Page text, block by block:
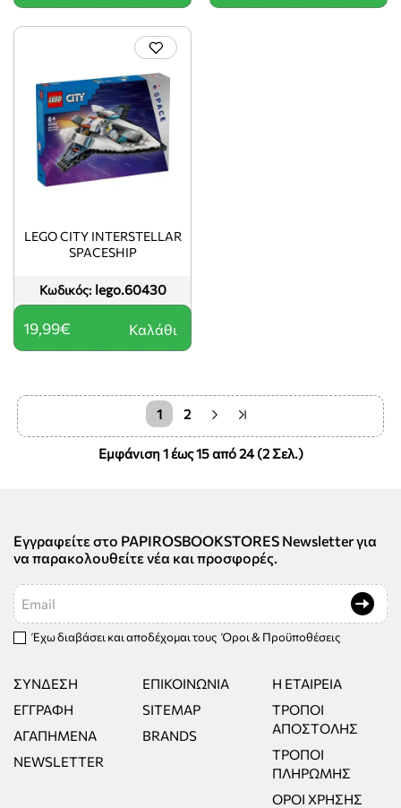
Κωδικός: lego.60430
LEGO CITY INTERSTELLAR
SPACESHIP
19,99€ Καλάθι
1 2
Εμφάνιση 1 έως 15 από 24 (2 Σελ.)
Εγγραφείτε στο PAPIROSBOOKSTORES Newsletter για
να παρακολουθείτε νέα και προσφορές.
Email
Έχω διαβάσει και αποδέχομαι τους Όροι & Προϋποθέσεις
ΣΎΝΔΕΣΗ
ΕΓΓΡΑΦΉ
ΑΓΑΠΗΜΈΝΑ
NEWSLETTER
ΕΠΙΚΟΙΝΩΝΊΑ
SITEMAP
BRANDS
Η ΕΤΑΙΡΕΊΑ
ΤΡΌΠΟΙ
ΑΠΟΣΤΟΛΉΣ
ΤΡΌΠΟΙ
ΠΛΗΡΩΜΉΣ
ΌΡΟΙ ΧΡΉΣΗΣ